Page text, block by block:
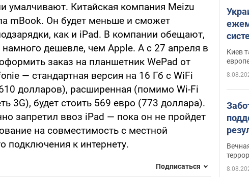
умалчивают. Китайская компания Meizu
mBook. Он будет меньше и сможет
как и iPad. В компании обещают,
дешевле, чем Apple. А с 27 апреля в
заказ на планшетник WePad от
— стандартная версия на 16 Гб с WiFi
долларов), расширенная (помимо Wi-Fi
3G), будет стоить 569 евро (773 доллара).
запретил ввоз iPad — пока он не пройдет
на совместимость с местной
подключения к интернету.
Подписаться
Киев